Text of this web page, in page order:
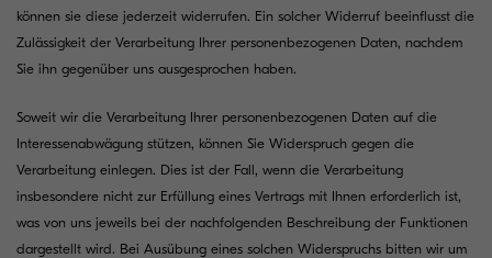
können sie diese jederzeit widerrufen. Ein solcher Widerruf beeinflusst die
Zulässigkeit der Verarbeitung Ihrer personenbezogenen Daten, nachdem
Sie ihn gegenüber uns ausgesprochen haben.
Soweit wir die Verarbeitung Ihrer personenbezogenen Daten auf die
Interessenabwägung stützen, können Sie Widerspruch gegen die
Verarbeitung einlegen. Dies ist der Fall, wenn die Verarbeitung
insbesondere nicht zur Erfüllung eines Vertrags mit Ihnen erforderlich ist,
was von uns jeweils bei der nachfolgenden Beschreibung der Funktionen
dargestellt wird. Bei Ausübung eines solchen Widerspruchs bitten wir um